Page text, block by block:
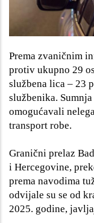
Prema zvaničnim
protiv ukupno 29
službena lica – 23
službenika.
omogućavali
transport robe.
Granični prelaz
i Hercegovine,
prema navodima
odvijale su se od
2025. godine,